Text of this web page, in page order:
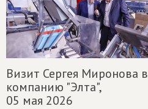
Визит Сергея Миронова в
компанию "Элта",
05 мая 2026